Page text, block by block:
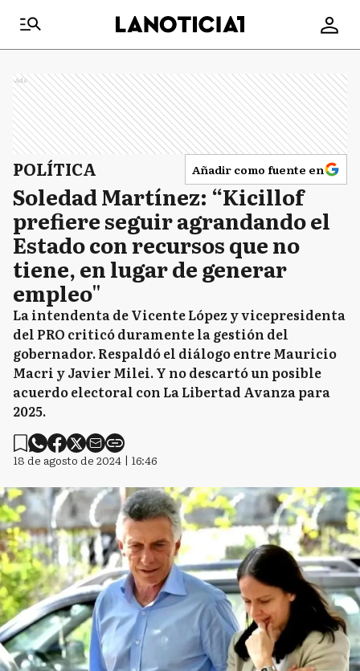
Ads
POLÍTICA Añadir como fuente en
Soledad Martínez: “Kicillof
prefiere seguir agrandando el
Estado con recursos que no
tiene, en lugar de generar
empleo"
La intendenta de Vicente López y vicepresidenta
del PRO criticó duramente la gestión del
gobernador. Respaldó el diálogo entre Mauricio
Macri y Javier Milei. Y no descartó un posible
acuerdo electoral con La Libertad Avanza para
2025.
18 de agosto de 2024 | 16:46